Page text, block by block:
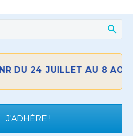
24 JUILLET AU 8 AOÛT
J'ADHÈRE !